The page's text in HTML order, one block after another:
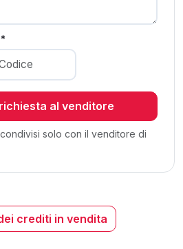
al venditore
solo con il venditore di
crediti in vendita